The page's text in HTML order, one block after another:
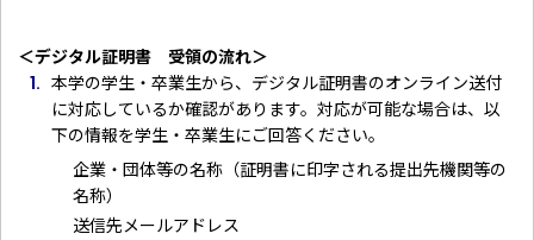
＜デジタル証明書 受領の流れ＞
本学の学生・卒業生から、デジタル証明書のオンライン送付
に対応しているか確認があります。対応が可能な場合は、以
下の情報を学生・卒業生にご回答ください。
企業・団体等の名称（証明書に印字される提出先機関等の
名称）
送信先メールアドレス